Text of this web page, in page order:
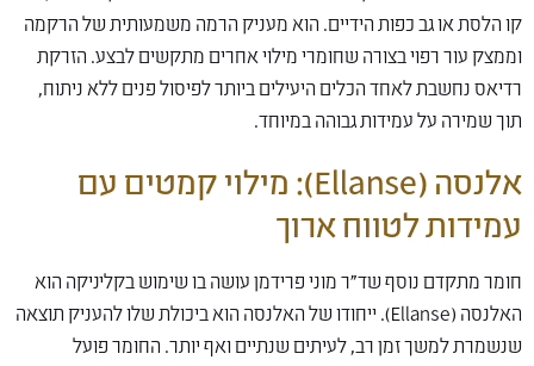
קו הלסת או גב כפות הידיים. הוא מעניק הרמה משמעותית של הרקמה
וממצק עור רפוי בצורה שחומרי מילוי אחרים מתקשים לבצע. הזרקת
רדיאס נחשבת לאחד הכלים היעילים ביותר לפיסול פנים ללא ניתוח,
תוך שמירה על עמידות גבוהה במיוחד.
אלנסה (Ellanse): מילוי קמטים עם
עמידות לטווח ארוך
חומר מתקדם נוסף שד"ר מוני פרידמן עושה בו שימוש בקליניקה הוא
האלנסה (Ellanse). ייחודו של האלנסה הוא ביכולת שלו להעניק תוצאה
שנשמרת למשך זמן רב, לעיתים שנתיים ואף יותר. החומר פועל